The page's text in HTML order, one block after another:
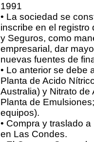
1991
• La sociedad se
inscribe en el registro
y Seguros, como
empresarial, dar
nuevas fuentes de
• Lo anterior se debe
Planta de Acido
Australia) y Nitrato
Planta de
equipos).
• Compra y traslado
en Las Condes.